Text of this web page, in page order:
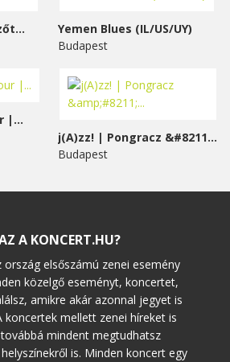
Yemen Blues (IL/US/UY)
Budapest
|...
j(A)zz! | Pongracz &#8211;...
Budapest
A KONCERT.HU?
ország elsőszámú zenei esemény
közelgő eseményt, koncertet,
amikre akár azonnal jegyet is
koncertek mellett zenei híreket is
mindent megtudhatsz
is. Minden koncert egy